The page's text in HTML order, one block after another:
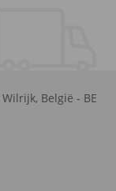
Wilrijk, België - BE